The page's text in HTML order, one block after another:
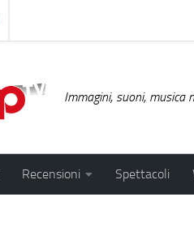
Immagini, suoni, musica
Recensioni Spettacoli